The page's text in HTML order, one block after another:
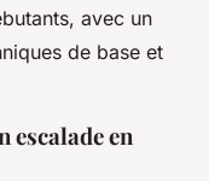
avec un
de base et
en